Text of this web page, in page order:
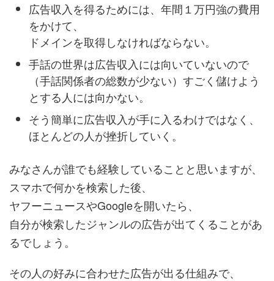
広告収入を得るためには、年間１万円強の費用
をかけて、
ドメインを取得しなければならない。
手話の世界は広告収入には向いていないので
（手話関係者の総数が少ない）すごく儲けよう
とする人には向かない。
そう簡単に広告収入が手に入るわけではなく、
ほとんどの人が挫折していく。
みなさんが誰でも経験していることと思いますが、
スマホで何かを検索した後、
ヤフーニュースやGoogleを開いたら、
自分が検索したジャンルの広告が出てくることがあ
るでしょう。
その人の好みに合わせた広告が出る仕組みで、